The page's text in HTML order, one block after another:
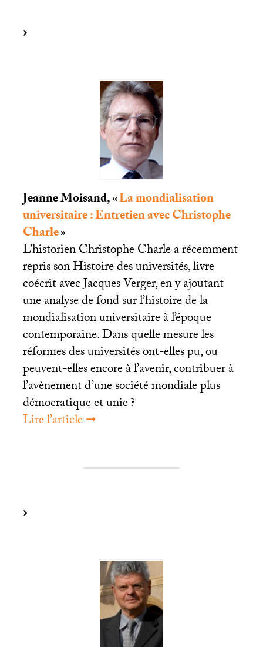
Jeanne Moisand, «La mondialisation
universitaire : Entretien avec Christophe
Charle»
L’historien Christophe Charle a récemment
repris son Histoire des universités, livre
coécrit avec Jacques Verger, en y ajoutant
une analyse de fond sur l’histoire de la
mondialisation universitaire à l’époque
contemporaine. Dans quelle mesure les
réformes des universités ont-elles pu, ou
peuvent-elles encore à l’avenir, contribuer à
l’avènement d’une société mondiale plus
démocratique et unie?
Lire l’article ➞